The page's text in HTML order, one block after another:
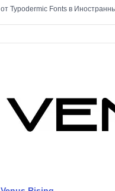
от Typodermic Fonts в